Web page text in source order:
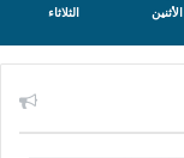
الأثنين الثلاثاء